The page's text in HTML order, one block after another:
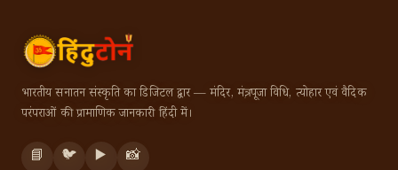
भारतीय सनातन संस्कृति का डिजिटल द्वार — मंदिर, मंत्र, पूजा विधि, त्योहार एवं वैदिक
परंपराओं की प्रामाणिक जानकारी हिंदी में।
📘 🐦 ▶️ 📸